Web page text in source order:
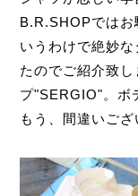
B.R.SHOPではお
いうわけで絶妙
たのでご紹介致
プ"SERGIO"。ボ
もう、間違いござ